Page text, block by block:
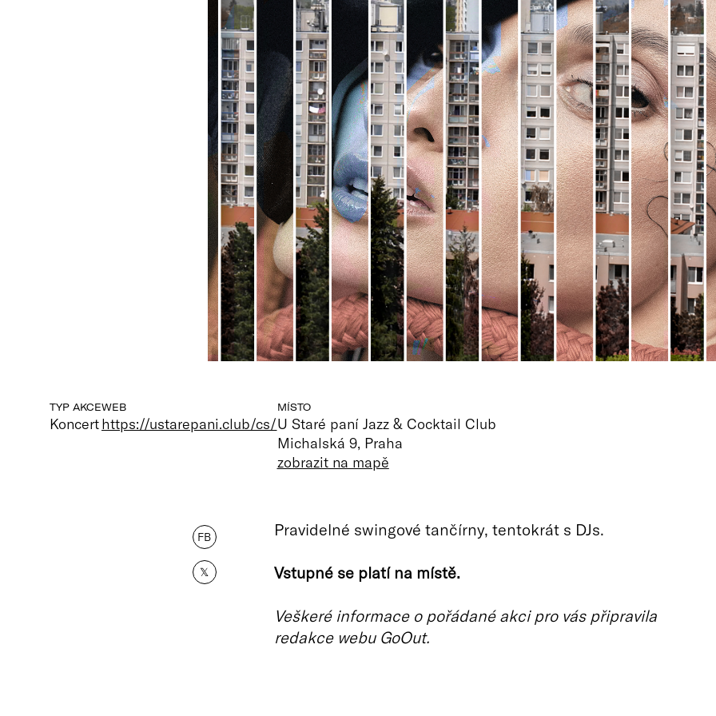
TYP AKCE
Koncert
WEB
https://ustarepani.club/cs/
MÍSTO
U Staré paní Jazz & Cocktail Club
Michalská 9, Praha
zobrazit na mapě
FB
𝕏
Pravidelné swingové tančírny, tentokrát s DJs.
Vstupné se platí na místě.
Veškeré informace o pořádané akci pro vás připravila
redakce webu GoOut.